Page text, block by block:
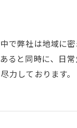
で弊社は地域に
ると同時に、日
力しております。